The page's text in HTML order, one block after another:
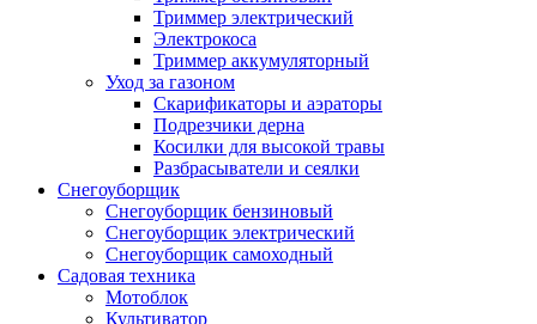
Триммер электрический
Электрокоса
Триммер аккумуляторный
Уход за газоном
Скарификаторы и аэраторы
Подрезчики дерна
Косилки для высокой травы
Разбрасыватели и сеялки
Снегоуборщик
Снегоуборщик бензиновый
Снегоуборщик электрический
Снегоуборщик самоходный
Садовая техника
Мотоблок
Культиватор